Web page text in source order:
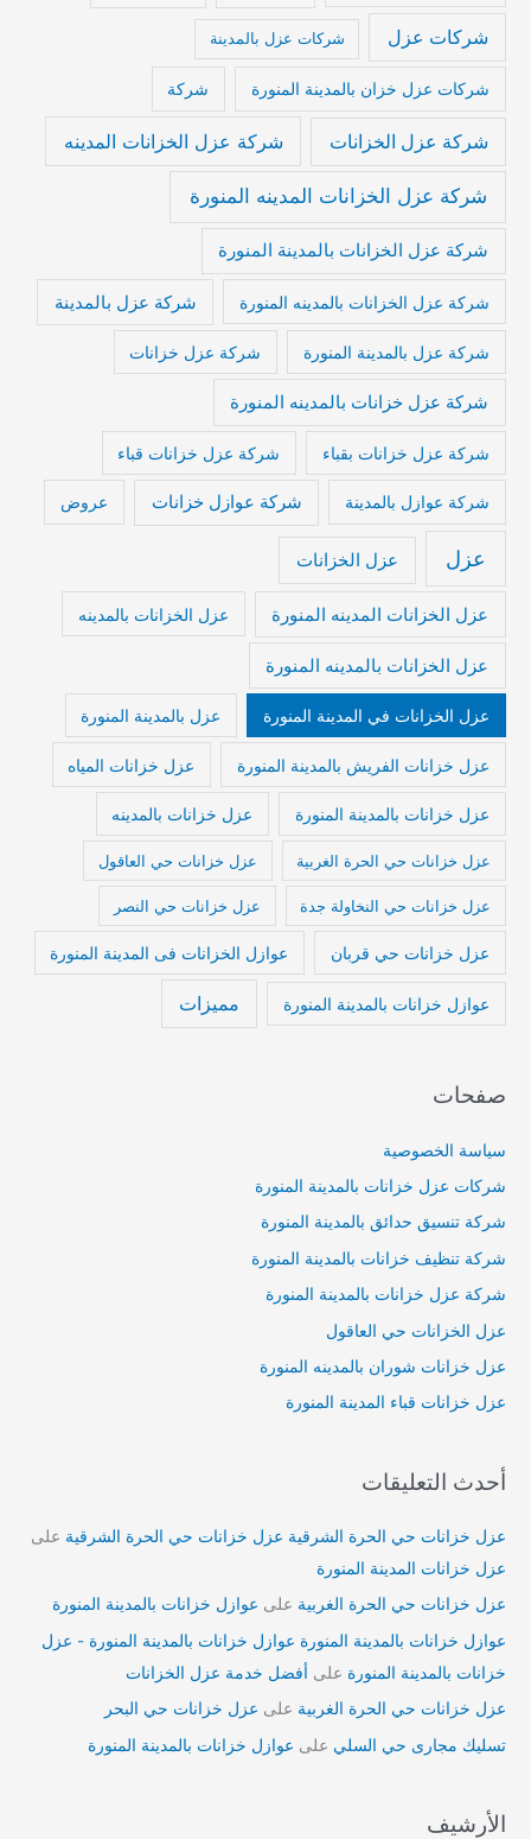
شركات عزل شركات عزل بالمدينة
شركات عزل خزان بالمدينة المنورة شركة
شركة عزل الخزانات شركة عزل الخزانات المدينه
شركة عزل الخزانات المدينه المنورة
شركة عزل الخزانات بالمدينة المنورة
شركة عزل الخزانات بالمدينه المنورة شركة عزل بالمدينة
شركة عزل بالمدينة المنورة شركة عزل خزانات
شركة عزل خزانات بالمدينه المنورة
شركة عزل خزانات بقباء شركة عزل خزانات قباء
شركة عوازل بالمدينة شركة عوازل خزانات عروض
عزل عزل الخزانات
عزل الخزانات المدينه المنورة عزل الخزانات بالمدينه
عزل الخزانات بالمدينه المنورة
عزل الخزانات في المدينة المنورة عزل بالمدينة المنورة
عزل خزانات الفريش بالمدينة المنورة عزل خزانات المياه
عزل خزانات بالمدينة المنورة عزل خزانات بالمدينه
عزل خزانات حي الحرة الغربية عزل خزانات حي العاقول
عزل خزانات حي النخاولة جدة عزل خزانات حي النصر
عزل خزانات حي قربان عوازل الخزانات فى المدينة المنورة
عوازل خزانات بالمدينة المنورة مميزات
صفحات
سياسة الخصوصية
شركات عزل خزانات بالمدينة المنورة
شركة تنسيق حدائق بالمدينة المنورة
شركة تنظيف خزانات بالمدينة المنورة
شركة عزل خزانات بالمدينة المنورة
عزل الخزانات حي العاقول
عزل خزانات شوران بالمدينه المنورة
عزل خزانات قباء المدينة المنورة
أحدث التعليقات
عزل خزانات حي الحرة الشرقية عزل خزانات حي الحرة الشرقية على
عزل خزانات المدينة المنورة
عزل خزانات حي الحرة الغربية على عوازل خزانات بالمدينة المنورة
عوازل خزانات بالمدينة المنورة عوازل خزانات بالمدينة المنورة - عزل
خزانات بالمدينة المنورة على أفضل خدمة عزل الخزانات
عزل خزانات حي الحرة الغربية على عزل خزانات حي البحر
تسليك مجارى حي السلي على عوازل خزانات بالمدينة المنورة
الأرشيف